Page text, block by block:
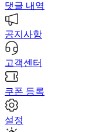
댓글 내역
공지사항
고객센터
쿠폰 등록
설정